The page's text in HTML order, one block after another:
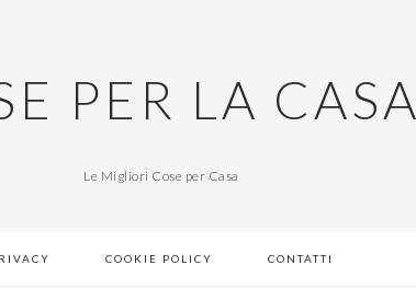
PER LA CASA
Le Migliori Cose per Casa
COOKIE POLICY CONTATTI